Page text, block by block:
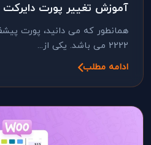
آموزش تغییر پورت دایرکت
همانطور که می دانید، پورت
2222 می باشد. یکی از...
ادامه مطلب